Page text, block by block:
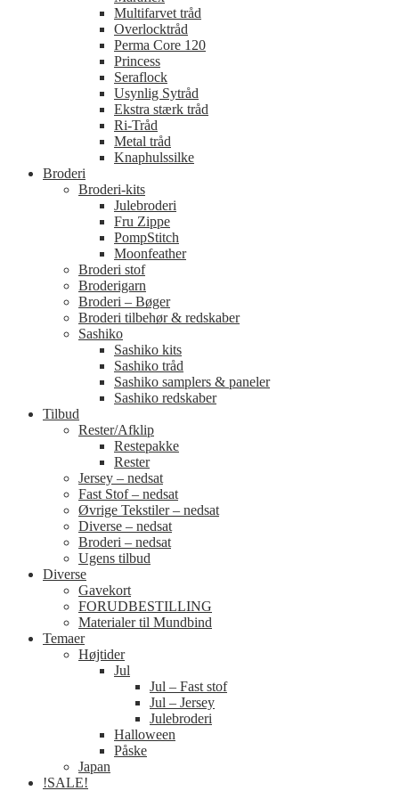
Multifarvet tråd
Overlocktråd
Perma Core 120
Princess
Seraflock
Usynlig Sytråd
Ekstra stærk tråd
Ri-Tråd
Metal tråd
Knaphulssilke
Broderi
Broderi-kits
Julebroderi
Fru Zippe
PompStitch
Moonfeather
Broderi stof
Broderigarn
Broderi – Bøger
Broderi tilbehør & redskaber
Sashiko
Sashiko kits
Sashiko tråd
Sashiko samplers & paneler
Sashiko redskaber
Tilbud
Rester/Afklip
Restepakke
Rester
Jersey – nedsat
Fast Stof – nedsat
Øvrige Tekstiler – nedsat
Diverse – nedsat
Broderi – nedsat
Ugens tilbud
Diverse
Gavekort
FORUDBESTILLING
Materialer til Mundbind
Temaer
Højtider
Jul
Jul – Fast stof
Jul – Jersey
Julebroderi
Halloween
Påske
Japan
!SALE!